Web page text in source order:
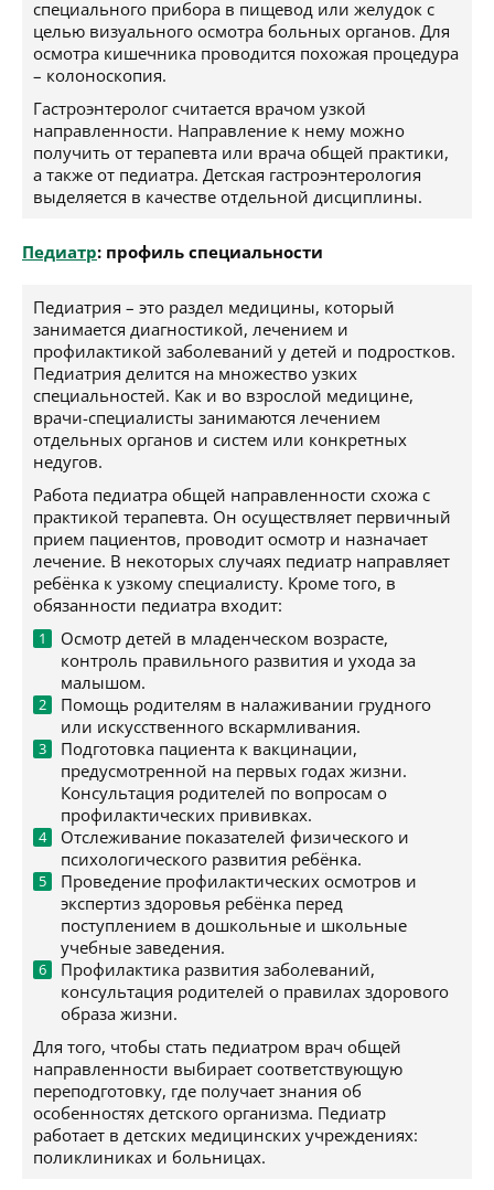
специального прибора в пищевод или желудок с
целью визуального осмотра больных органов. Для
осмотра кишечника проводится похожая процедура
– колоноскопия.
Гастроэнтеролог считается врачом узкой
направленности. Направление к нему можно
получить от терапевта или врача общей практики,
а также от педиатра. Детская гастроэнтерология
выделяется в качестве отдельной дисциплины.
Педиатр: профиль специальности
Педиатрия – это раздел медицины, который
занимается диагностикой, лечением и
профилактикой заболеваний у детей и подростков.
Педиатрия делится на множество узких
специальностей. Как и во взрослой медицине,
врачи-специалисты занимаются лечением
отдельных органов и систем или конкретных
недугов.
Работа педиатра общей направленности схожа с
практикой терапевта. Он осуществляет первичный
прием пациентов, проводит осмотр и назначает
лечение. В некоторых случаях педиатр направляет
ребёнка к узкому специалисту. Кроме того, в
обязанности педиатра входит:
Осмотр детей в младенческом возрасте,
контроль правильного развития и ухода за
малышом.
Помощь родителям в налаживании грудного
или искусственного вскармливания.
Подготовка пациента к вакцинации,
предусмотренной на первых годах жизни.
Консультация родителей по вопросам о
профилактических прививках.
Отслеживание показателей физического и
психологического развития ребёнка.
Проведение профилактических осмотров и
экспертиз здоровья ребёнка перед
поступлением в дошкольные и школьные
учебные заведения.
Профилактика развития заболеваний,
консультация родителей о правилах здорового
образа жизни.
Для того, чтобы стать педиатром врач общей
направленности выбирает соответствующую
переподготовку, где получает знания об
особенностях детского организма. Педиатр
работает в детских медицинских учреждениях:
поликлиниках и больницах.